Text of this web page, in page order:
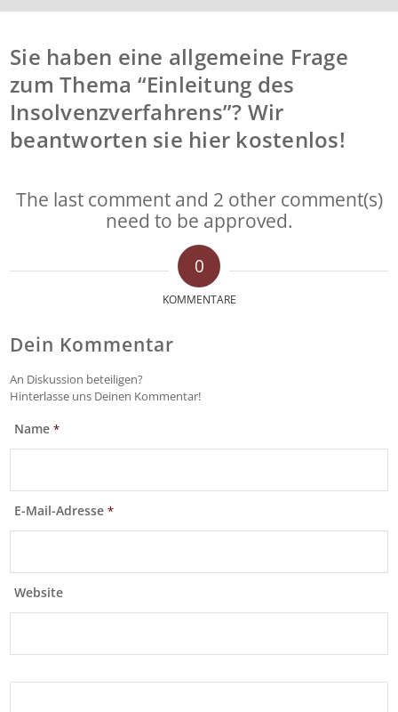
Sie haben eine allgemeine Frage
zum Thema “Einleitung des
Insolvenzverfahrens”? Wir
beantworten sie hier kostenlos!
The last comment and 2 other comment(s)
need to be approved.
0
KOMMENTARE
Dein Kommentar
An Diskussion beteiligen?
Hinterlasse uns Deinen Kommentar!
Name*
E-Mail-Adresse*
Website